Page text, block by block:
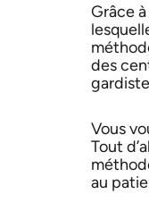
Grâce
des
Vous
Tout
au